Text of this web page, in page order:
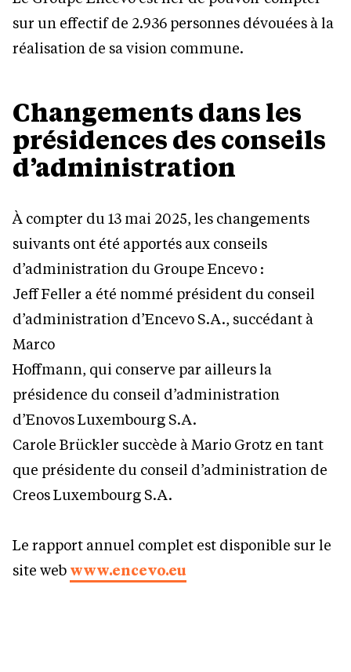
sur un effectif de 2.936 personnes dévouées à la
réalisation de sa vision commune.
Changements dans les
présidences des conseils
d’administration
À compter du 13 mai 2025, les changements
suivants ont été apportés aux conseils
d’administration du Groupe Encevo :
Jeff Feller a été nommé président du conseil
d’administration d’Encevo S.A., succédant à
Marco
Hoffmann, qui conserve par ailleurs la
présidence du conseil d’administration
d’Enovos Luxembourg S.A.
Carole Brückler succède à Mario Grotz en tant
que présidente du conseil d’administration de
Creos Luxembourg S.A.
Le rapport annuel complet est disponible sur le
site web www.encevo.eu